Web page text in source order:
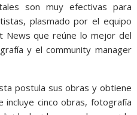
son muy efectivas para
plasmado por el equipo
News que reúne lo mejor del
y el community manager
postula sus obras y obtiene
cinco obras, fotografía